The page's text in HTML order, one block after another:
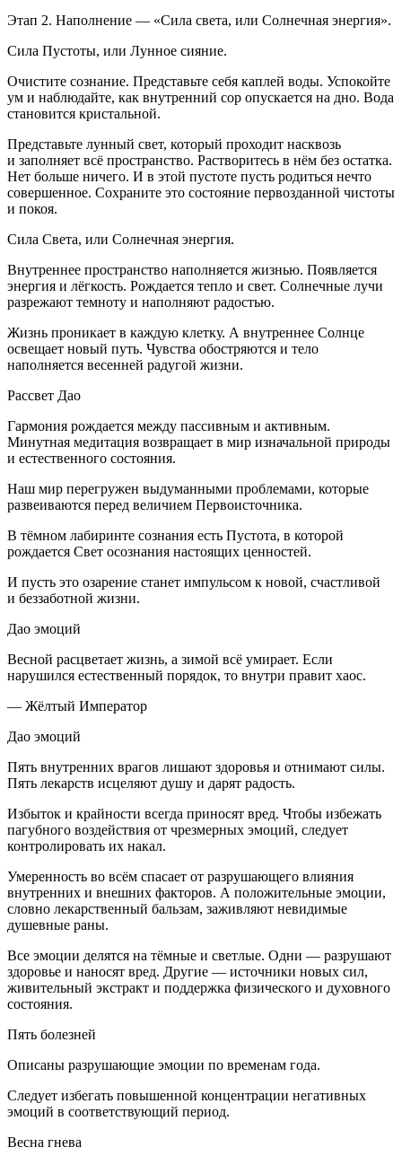
Этап 2. Наполнение — «Сила света, или Солнечная энергия».
Сила Пустоты, или Лунное сияние.
Очистите сознание. Представьте себя каплей воды. Успокойте
ум и наблюдайте, как внутренний сор опускается на дно. Вода
становится кристальной.
Представьте лунный свет, который проходит насквозь
и заполняет всё пространство. Растворитесь в нём без остатка.
Нет больше ничего. И в этой пустоте пусть родиться нечто
совершенное. Сохраните это состояние первозданной чистоты
и покоя.
Сила Света, или Солнечная энергия.
Внутреннее пространство наполняется жизнью. Появляется
энергия и лёгкость. Рождается тепло и свет. Солнечные лучи
разрежают темноту и наполняют радостью.
Жизнь проникает в каждую клетку. А внутреннее Солнце
освещает новый путь. Чувства обостряются и тело
наполняется весенней радугой жизни.
Рассвет Дао
Гармония рождается между пассивным и активным.
Минутная медитация возвращает в мир изначальной природы
и естественного состояния.
Наш мир перегружен выдуманными проблемами, которые
развеиваются перед величием Первоисточника.
В тёмном лабиринте сознания есть Пустота, в которой
рождается Свет осознания настоящих ценностей.
И пусть это озарение станет импульсом к новой, счастливой
и беззаботной жизни.
Дао эмоций
Весной расцветает жизнь, а зимой всё умирает. Если
нарушился естественный порядок, то внутри правит хаос.
— Жёлтый Император
Дао эмоций
Пять внутренних врагов лишают здоровья и отнимают силы.
Пять лекарств исцеляют душу и дарят радость.
Избыток и крайности всегда приносят вред. Чтобы избежать
пагубного воздействия от чрезмерных эмоций, следует
контролировать их накал.
Умеренность во всём спасает от разрушающего влияния
внутренних и внешних факторов. А положительные эмоции,
словно лекарственный бальзам, заживляют невидимые
душевные раны.
Все эмоции делятся на тёмные и светлые. Одни — разрушают
здоровье и наносят вред. Другие — источники новых сил,
живительный экстракт и поддержка физического и духовного
состояния.
Пять болезней
Описаны разрушающие эмоции по временам года.
Следует избегать повышенной концентрации негативных
эмоций в соответствующий период.
Весна гнева